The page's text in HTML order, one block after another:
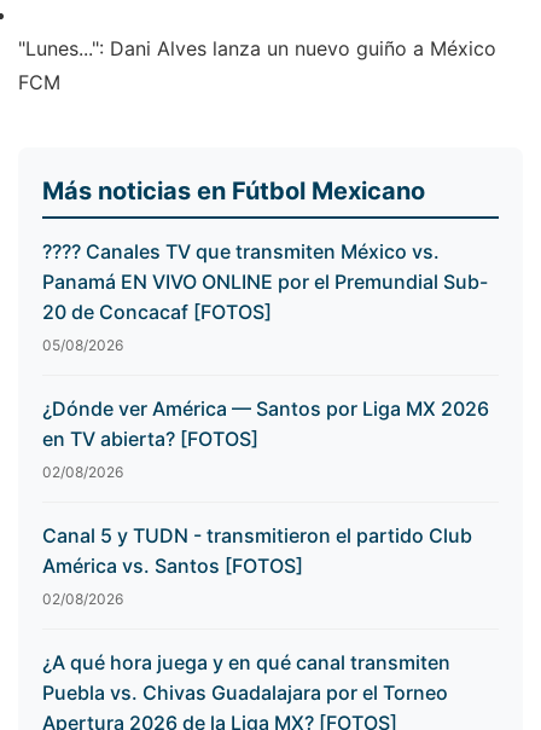
"Lunes...": Dani Alves lanza un nuevo guiño a México
​FCM
Más noticias en Fútbol Mexicano
???? Canales TV que transmiten México vs.
Panamá EN VIVO ONLINE por el Premundial Sub-
20 de Concacaf [FOTOS]
05/08/2026
¿Dónde ver América — Santos por Liga MX 2026
en TV abierta? [FOTOS]
02/08/2026
Canal 5 y TUDN - transmitieron el partido Club
América vs. Santos [FOTOS]
02/08/2026
¿A qué hora juega y en qué canal transmiten
Puebla vs. Chivas Guadalajara por el Torneo
Apertura 2026 de la Liga MX? [FOTOS]